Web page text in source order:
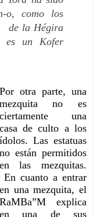
de la Hégira
Por otra parte, una
mezquita no es
ciertamente una
casa de culto a los
ídolos. Las estatuas
no están permitidos
en las mezquitas.
En cuanto a entrar
en una mezquita, el
RaMBa”M explica